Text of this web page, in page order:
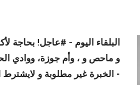
البلقاء اليوم -
و ماحص و ، وأم جوزة، ووادي
- الخبرة غير مطلوبة و